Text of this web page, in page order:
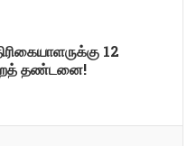
12
தண்டனை!